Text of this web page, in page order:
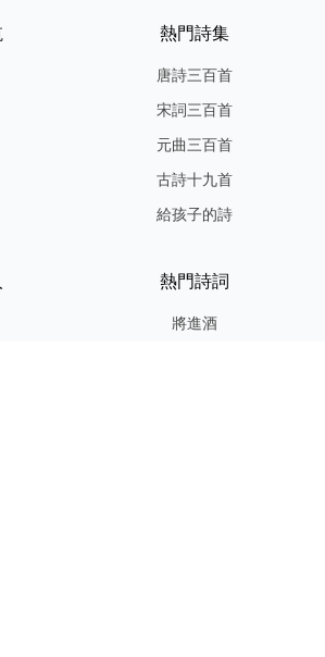
熱門詩集
唐詩三百首
宋詞三百首
元曲三百首
古詩十九首
給孩子的詩
熱門詩詞
將進酒